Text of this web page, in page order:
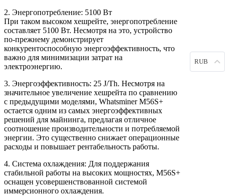
2. Энергопотребление: 5100 Вт
При таком высоком хешрейте, энергопотребление
составляет 5100 Вт. Несмотря на это, устройство
по-прежнему демонстрирует
конкурентоспособную энергоэффективность, что
важно для минимизации затрат на
электроэнергию.
3. Энергоэффективность: 25 J/Th. Несмотря на
значительное увеличение хешрейта по сравнению
с предыдущими моделями, Whatsminer M56S+
остается одним из самых энергоэффективных
решений для майнинга, предлагая отличное
соотношение производительности и потребляемой
энергии. Это существенно снижает операционные
расходы и повышает рентабельность работы.
4. Система охлаждения: Для поддержания
стабильной работы на высоких мощностях, M56S+
оснащен усовершенствованной системой
иммерсионного охлаждения.
RUB